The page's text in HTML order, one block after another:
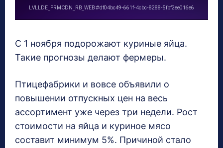
С 1 ноября подорожают куриные яйца.
Такие прогнозы делают фермеры.
Птицефабрики и вовсе объявили о
повышении отпускных цен на весь
ассортимент уже через три недели. Рост
стоимости на яйца и куриное мясо
составит минимум 5%. Причиной стало